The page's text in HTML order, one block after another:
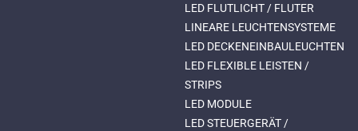
LED FLUTLICHT / FLUTER
LINEARE LEUCHTENSYSTEME
LED DECKENEINBAULEUCHTEN
LED FLEXIBLE LEISTEN /
STRIPS
LED MODULE
LED STEUERGERÄT /